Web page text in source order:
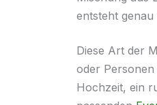
entsteht
Diese Art der
oder Personen
Hochzeit, ein